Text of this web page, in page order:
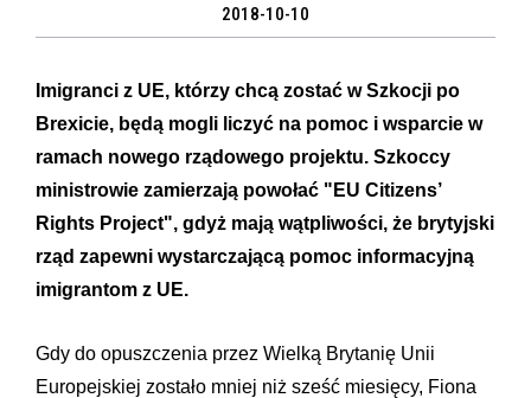
2018-10-10
Imigranci z UE, którzy chcą zostać w Szkocji po
Brexicie, będą mogli liczyć na pomoc i wsparcie w
ramach nowego rządowego projektu. Szkoccy
ministrowie zamierzają powołać "EU Citizens’
Rights Project", gdyż mają wątpliwości, że brytyjski
rząd zapewni wystarczającą pomoc informacyjną
imigrantom z UE.
Gdy do opuszczenia przez Wielką Brytanię Unii
Europejskiej zostało mniej niż sześć miesięcy, Fiona